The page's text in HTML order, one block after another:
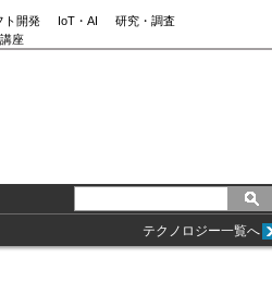
ト開発 IoT・AI
研究・調査
座
テクノロジー一覧へ